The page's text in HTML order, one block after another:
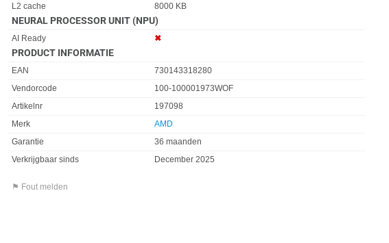
Eigenschap
L2 cache 8000 KB
NEURAL PROCESSOR UNIT (NPU)
Eigenschap
AI Ready ✖︎
PRODUCT INFORMATIE
EAN
730143318280
Vendorcode
100-100001973WOF
Artikelnr
197098
Merk
AMD
Garantie
36 maanden
Verkrijgbaar sinds
December 2025
⚑ Fout melden